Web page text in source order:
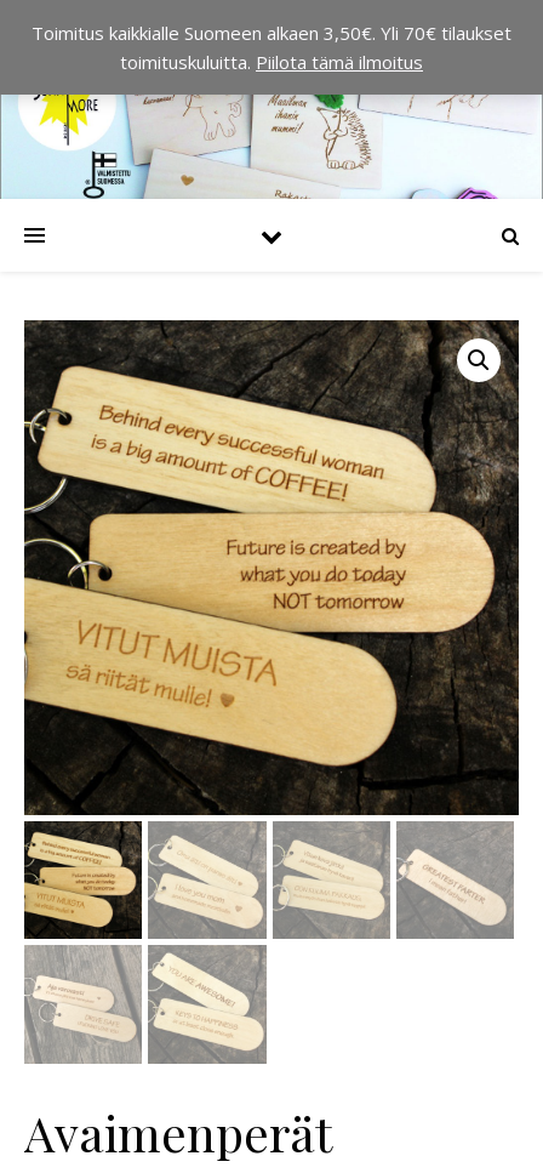
Avaimenperät
Toimitus kaikkialle Suomeen alkaen 3,50€. Yli 70€ tilaukset
toimituskuluitta. Piilota tämä ilmoitus